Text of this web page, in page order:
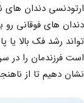
ارتودنسی دندان های
دندان های فوقانی
تواند رشد فک بالا یا
است فرزندمان را
نشان دهیم تا از